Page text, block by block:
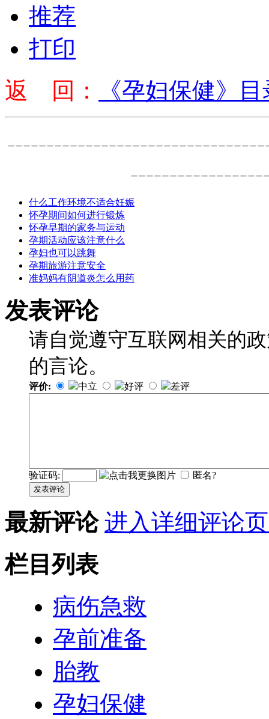
推荐
打印
返 回：
《孕妇保健》
什么工作环境不适合妊娠
怀孕期间如何进行锻炼
怀孕早期的家务与运动
孕期活动应该注意什么
孕妇也可以跳舞
孕期旅游注意安全
准妈妈有阴道炎怎么用药
发表评论
请自觉遵守互联网相关的
的言论。
评价: 中立 好评 差评
验证码: 匿名?
发表评论
最新评论 进入详细评论
栏目列表
病伤急救
孕前准备
胎教
孕妇保健